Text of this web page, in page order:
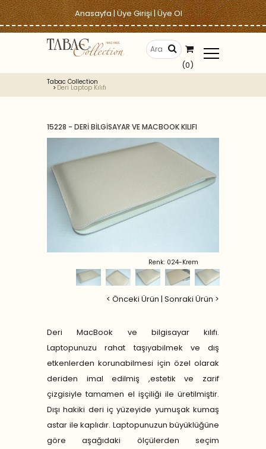
Anasayfa|Üye Girişi|Üye Ol
(0)
Tabac Collection
Deri Laptop Kılıfı
15228 - DERİ BİLGİSAYAR VE MACBOOK KILIFI
Renk: 024-Krem
< Önceki Ürün | Sonraki Ürün >
Deri MacBook ve bilgisayar kılıfı.
Laptopunuzu rahat taşıyabilmek ve dış
etkenlerden korunabilmesi için özel olarak
deriden imal edilmiş ,estetik ve zarif
çizgisiyle tamamen el işçiliği ile üretilmiştir.
Dışı hakiki deri iç yüzeyide yumuşak kumaş
astar ile kaplıdır. Laptopunuzun büyüklüğüne
göre aşağıdaki ölçülerden seçim